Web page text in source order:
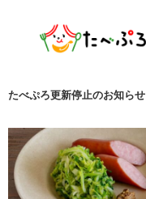
たべぷろ更新停止のお知らせ